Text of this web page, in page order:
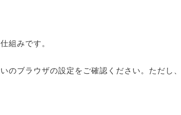
組みです。
ブラウザの設定をご確認ください。ただし